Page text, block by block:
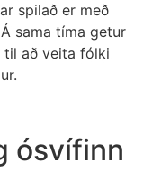
spilað er með
sama tíma getur
til að veita fólki
ósvífinn